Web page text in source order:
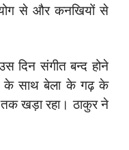
से और कनखियों से
दिन संगीत बन्द होने
के साथ बेला के गढ़ के
तक खड़ा रहा। ठाकुर ने